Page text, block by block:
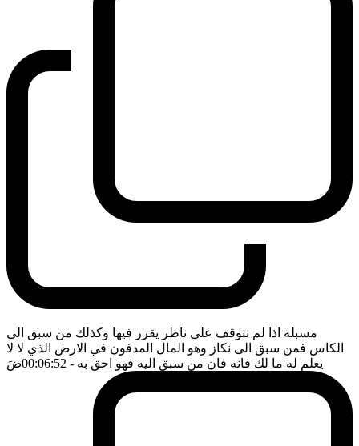
مسبلة اذا لم تتوقف على ناظر يقرر فيها وكذلك من سبق الى
الكاس فمن سبق الى نكاز وهو المال المدفون في الارض الذي لا لا
يعلم له ما لك فانه فان من سبق اليه فهو احق به - 00:06:52 ضَ